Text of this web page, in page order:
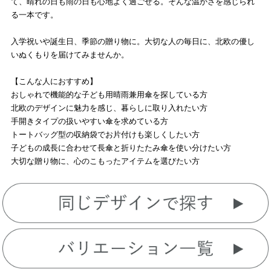
る一本です。
入学祝いや誕生日、季節の贈り物に。大切な人の毎日に、北欧の優し
いぬくもりを届けてみませんか。
【こんな人におすすめ】
おしゃれで機能的な子ども用晴雨兼用傘を探している方
北欧のデザインに魅力を感じ、暮らしに取り入れたい方
手開きタイプの扱いやすい傘を求めている方
トートバッグ型の収納袋でお片付けも楽しくしたい方
子どもの成長に合わせて長傘と折りたたみ傘を使い分けたい方
大切な贈り物に、心のこもったアイテムを選びたい方